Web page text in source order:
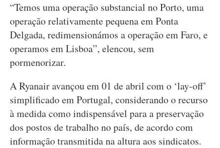
“Temos uma operação substancial no Porto, uma
operação relativamente pequena em Ponta
Delgada, redimensionámos a operação em Faro, e
operamos em Lisboa”, elencou, sem
pormenorizar.
A Ryanair avançou em 01 de abril com o ‘lay-off’
simplificado em Portugal, considerando o recurso
à medida como indispensável para a preservação
dos postos de trabalho no país, de acordo com
informação transmitida na altura aos sindicatos.